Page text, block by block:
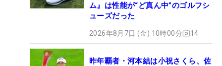
ム』は性能が“ど真ん中”のゴルフシ
ューズだった
2026年8月7日 (金) 10時00分 14
昨年覇者・河本結は小祝さくら、佐